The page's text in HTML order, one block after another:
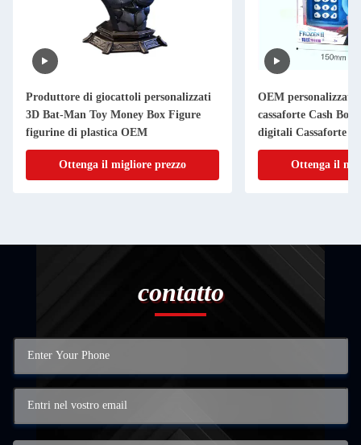
Produttore di giocattoli personalizzati
3D Bat-Man Toy Money Box Figure
figurine di plastica OEM
Ottenga il migliore prezzo
OEM personalizzato
cassaforte Cash
digitali Cassaforte
Ottenga il
contatto